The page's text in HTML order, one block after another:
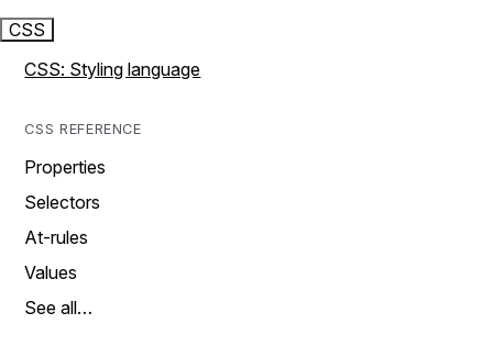
CSS
CSS: Styling language
CSS REFERENCE
Properties
Selectors
At-rules
Values
See all…